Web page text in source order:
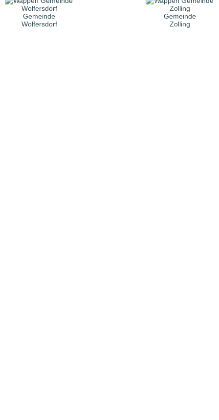
Gemeinde
Wolfersdorf
Gemeinde
Zolling